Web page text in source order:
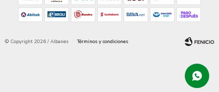
© Copyright 2026 / Albanes Términos y condiciones